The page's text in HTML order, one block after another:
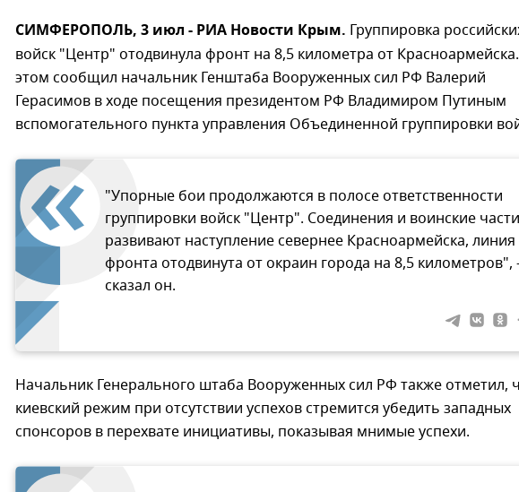
СИМФЕРОПОЛЬ, 3 июл - РИА Новости Крым. Группировка
войск "Центр" отодвинула фронт на 8,5 километра от
этом сообщил начальник Генштаба Вооруженных сил РФ Валерий
Герасимов в ходе посещения президентом РФ Владимиром Путиным
вспомогательного пункта управления Объединенной группировки
"Упорные бои продолжаются в полосе ответственности
группировки войск "Центр". Соединения и воинские части
развивают наступление севернее Красноармейска, линия
фронта отодвинута от окраин города на 8,5 километров",
сказал он.
Начальник Генерального штаба Вооруженных сил РФ также отметил,
киевский режим при отсутствии успехов стремится убедить западных
спонсоров в перехвате инициативы, показывая мнимые успехи.